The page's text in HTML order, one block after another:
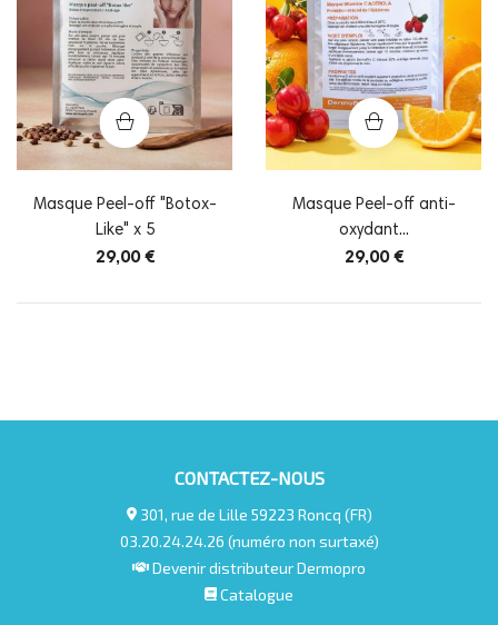
Masque Peel-off "Botox-
Like" x 5
29,00 €
Masque Peel-off anti-
oxydant...
29,00 €
CONTACTEZ-NOUS
301, rue de Lille 59223 Roncq (FR)
03.20.24.24.26 (numéro non surtaxé)
Devenir distributeur Dermopro
Catalogue